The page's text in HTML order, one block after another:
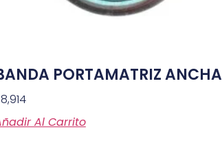
PORTAMATRIZ ANCHA
8,914
Al Carrito